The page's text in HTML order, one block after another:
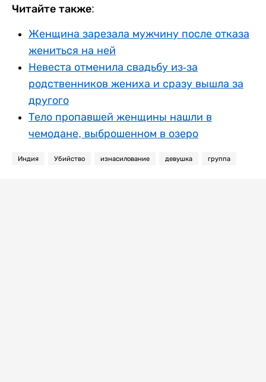
Читайте также:
Женщина зарезала мужчину после отказа
жениться на ней
Невеста отменила свадьбу из-за
родственников жениха и сразу вышла за
другого
Тело пропавшей женщины нашли в
чемодане, выброшенном в озеро
Индия Убийство изнасилование девушка группа